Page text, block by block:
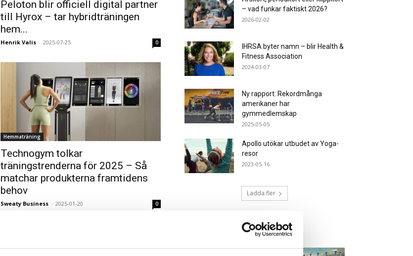
Peloton blir officiell digital partner
till Hyrox – tar hybridträningen
hem...
Henrik Valis - 2025-07-25 0
Hemmaträning
Technogym tolkar
träningstrenderna för 2025 – Så
matchar produkterna framtidens
behov
Sweaty Business - 2025-01-20 0
– vad funkar faktiskt 2026?
2026-02-02
IHRSA byter namn – blir Health &
Fitness Association
2024-03-07
Ny rapport: Rekordmånga
amerikaner har
gymmedlemskap
2025-05-05
Apollo utökar utbudet av Yoga-
resor
2023-05-16
Ladda fler
HETAST JUST NU